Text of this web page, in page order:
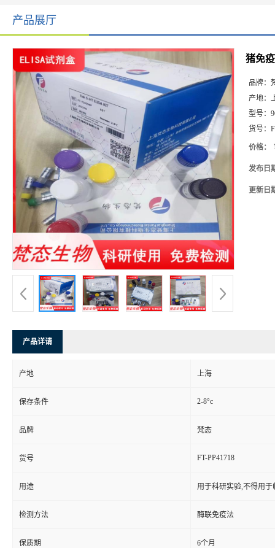
产品展厅
猪免
品牌：
产地：
型号：
货号：
价格：
发布日
更新日
产品详请
产地 上海
保存条件 2-8°c
品牌 梵态
货号 FT-PP41718
用途 用于科研实验,不得用于
检测方法 酶联免疫法
保质期 6个月